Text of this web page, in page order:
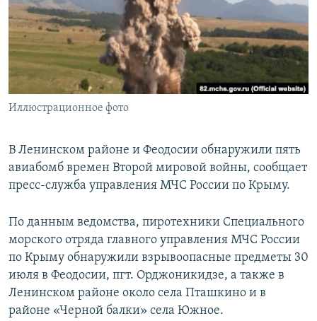
ПОБЕДИТЕЛЕЙ НЕ СУДЯТ?
КРЫМ.НЕПОКОРЕННЫЙ
ELIFBE
УКРАИНСКАЯ ПРОБЛЕМА КРЫМА
ПРИСОЕДИНЯЙТЕСЬ!
Все сайты RFE/RL
Иллюстрационное фото
В Ленинском районе и Феодосии обнаружили пять
авиабомб времен Второй мировой войны, сообщает
пресс-служба управления МЧС России по Крыму.
По данным ведомства, пиротехники Специального
морского отряда главного управления МЧС России
по Крыму обнаружили взрывоопасные предметы 30
июля в Феодосии, пгт. Орджоникидзе, а также в
Ленинском районе около села Пташкино и в
районе «Черной балки» села Южное.